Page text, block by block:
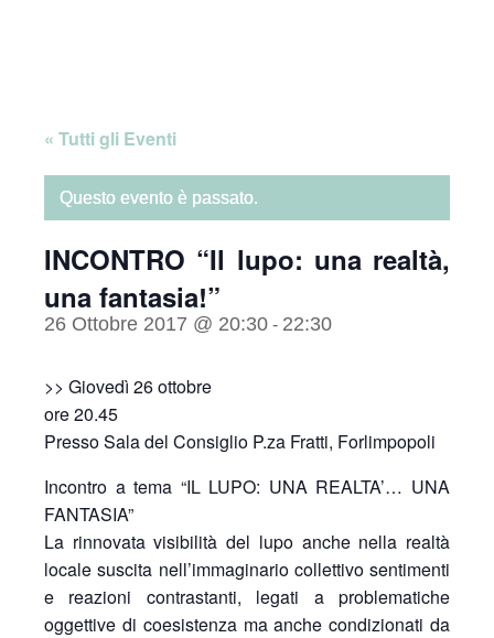
« Tutti gli Eventi
Questo evento è passato.
INCONTRO “Il lupo: una realtà,
una fantasia!”
26 Ottobre 2017 @ 20:30 - 22:30
>> Giovedì 26 ottobre
ore 20.45
Presso Sala del Consiglio P.za Fratti, Forlimpopoli
Incontro a tema “IL LUPO: UNA REALTA’… UNA
FANTASIA”
La rinnovata visibilità del lupo anche nella realtà
locale suscita nell’immaginario collettivo sentimenti
e reazioni contrastanti, legati a problematiche
oggettive di coesistenza ma anche condizionati da